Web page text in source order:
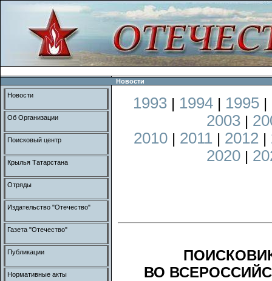
Новости
1993 | 1994 | 1995 |
2003 |
2010 | 2011 | 2012 |
2020 |
ВО
Новости
Об Организации
Поисковый центр
Крылья Татарстана
Отряды
Издательство "Отечество"
Газета "Отечество"
Публикации
Нормативные акты